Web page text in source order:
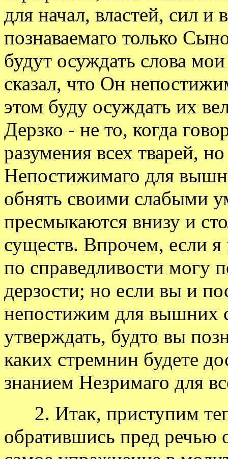
для начал, властей, сил и
познаваемаго только
будут осуждать слова
сказал, что Он
этом буду осуждать их
Дерзко - не то, когда
разумения всех тварей,
Непостижимаго для
обнять своими слабыми
пресмыкаются внизу и
существ. Впрочем, если
по справедливости могу
дерзости; но если вы и
непостижим для вышних
утверждать, будто вы
каких стремнин будете
знанием Незримаго для
2. Итак, приступим
обратившись пред речью